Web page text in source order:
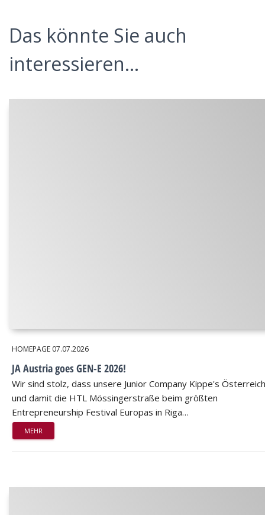
Das könnte Sie auch
interessieren...
HOMEPAGE 07.07.2026
JA Austria goes GEN-E 2026!
Wir sind stolz, dass unsere Junior Company Kippe's Österreich
und damit die HTL Mössingerstraße beim größten
Entrepreneurship Festival Europas in Riga…
MEHR